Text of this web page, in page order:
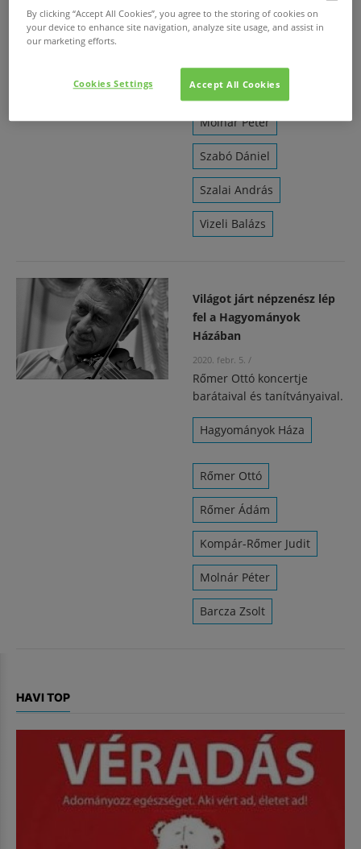
Herczku Ágnes
Mester László
Molnár Péter
Szabó Dániel
Szalai András
Vizeli Balázs
Világot járt népzenész lép
fel a Hagyományok
Házában
2020. febr. 5. /
Rőmer Ottó koncertje
barátaival és tanítványaival.
Hagyományok Háza
Rőmer Ottó
Rőmer Ádám
Kompár-Rőmer Judit
Molnár Péter
Barcza Zsolt
HAVI TOP
By clicking “Accept All Cookies”, you agree to the storing of cookies on
your device to enhance site navigation, analyze site usage, and assist in
our marketing efforts.
Accept All Cookies
Cookies Settings